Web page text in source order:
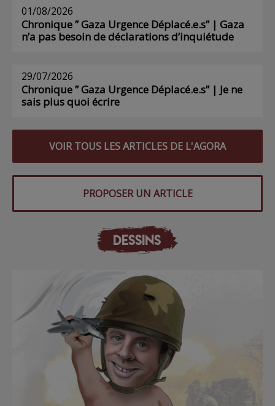
01/08/2026
Chronique ” Gaza Urgence Déplacé.e.s” | Gaza
n’a pas besoin de déclarations d’inquiétude
29/07/2026
Chronique ” Gaza Urgence Déplacé.e.s” | Je ne
sais plus quoi écrire
VOIR TOUS LES ARTICLES DE L'AGORA
PROPOSER UN ARTICLE
DESSINS